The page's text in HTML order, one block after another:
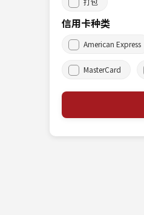
信用卡种类
American Express
MasterCard